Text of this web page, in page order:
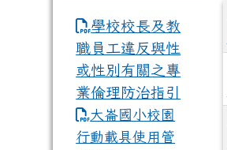
學校校長及教
職員工違反與性
或性別有關之專
業倫理防治指引
大崙國小校園
行動載具使用管